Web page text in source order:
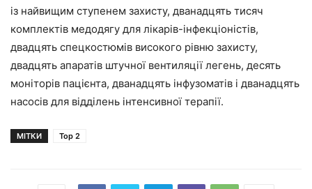
із найвищим ступенем захисту, дванадцять тисяч
комплектів медодягу для лікарів-інфекціоністів,
двадцять спецкостюмів високого рівню захисту,
двадцять апаратів штучної вентиляції легень, десять
моніторів пацієнта, дванадцять інфузоматів і дванадцять
насосів для відділень інтенсивної терапії.
МІТКИ Top 2